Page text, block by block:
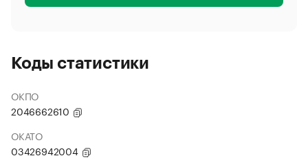
Коды статистики
ОКПО
2046662610
ОКАТО
03426942004